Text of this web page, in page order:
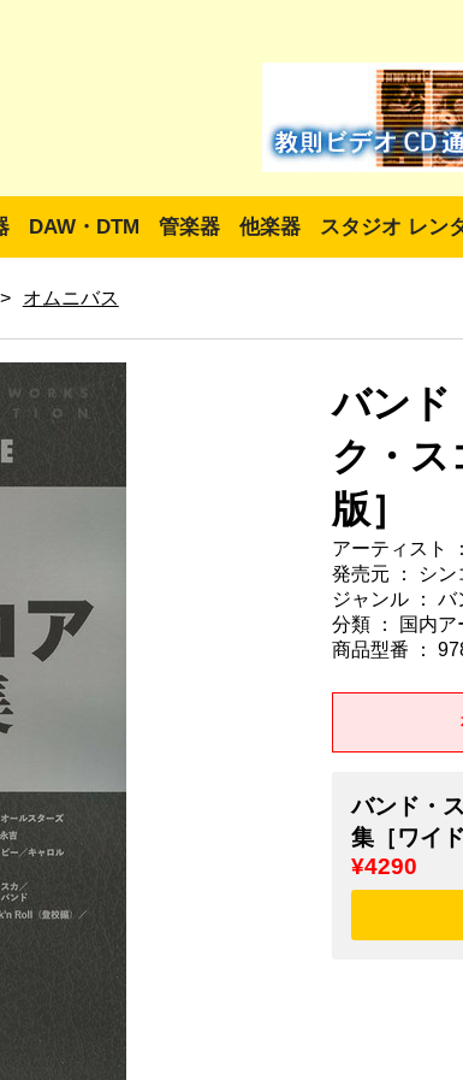
DAW・DTM 管楽器 他楽器 スタジオ レン
> オムニバス
バンド
ク・ス
版］
アーティスト
発売元 ： シン
ジャンル ：
分類 ： 国内ア
商品型番 ：
バンド・
集［ワイド
¥4290